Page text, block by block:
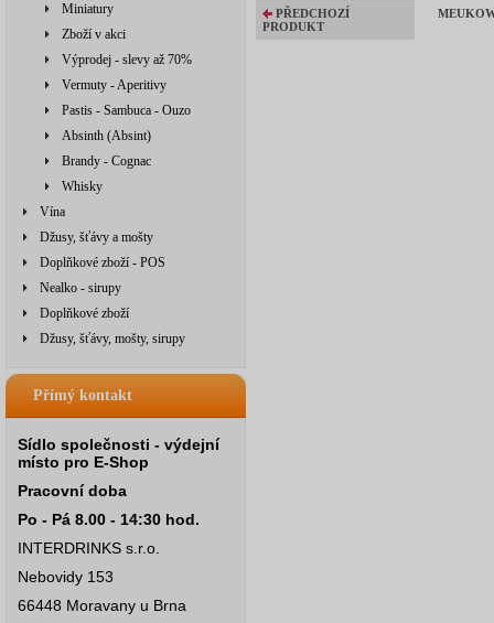
Miniatury
Zboží v akci
Výprodej - slevy až 70%
Vermuty - Aperitivy
Pastis - Sambuca - Ouzo
Absinth (Absint)
Brandy - Cognac
Whisky
Vína
Džusy, šťávy a mošty
Doplňkové zboží - POS
Nealko - sirupy
Doplňkové zboží
Džusy, šťávy, mošty, sirupy
Přímý kontakt
Sídlo společnosti - výdejní
místo pro E-Shop
Pracovní doba
Po - Pá 8.00 - 14:30 hod.
INTERDRINKS s.r.o.
Nebovidy 153
66448 Moravany u Brna
PŘEDCHOZÍ
PRODUKT